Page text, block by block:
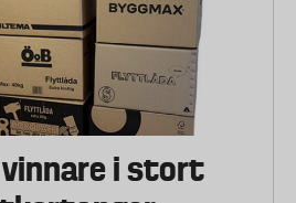
vinnare i stort